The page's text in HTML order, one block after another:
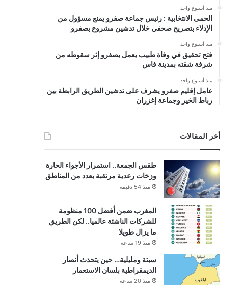
منذ أسبوع واحد
الحمى الانتخابية : رئيس جماعة صفرو يمنع مسؤول من
الإدلاء بتصريح صحفي خلال تدشين مشروع بصفرو
منذ أسبوع واحد
فتح تحقيق في وفاة طبيب يعمل بصفرو إثر سقوطه من
شرفة شقته بمدينة فاس
منذ أسبوع واحد
عامل إقليم صفرو يشرف على تدشين الطريق الرابطة بين
رباط الخير وجماعة إغزران
أخر المقالات
طقس الجمعة.. استمرار الأجواء الحارة
وزخات رعدية مرتقبة بعدد من المناطق
منذ 54 دقيقة
المغرب ضمن أفضل 100 منظومة
للشركات الناشئة عالميا.. لكن الطريق
ما يزال طويلا
منذ 19 ساعة
سبتة ومليلية… حين يتحدث أنصار
الديمقراطية بلسان الاستعمار
منذ 20 ساعة